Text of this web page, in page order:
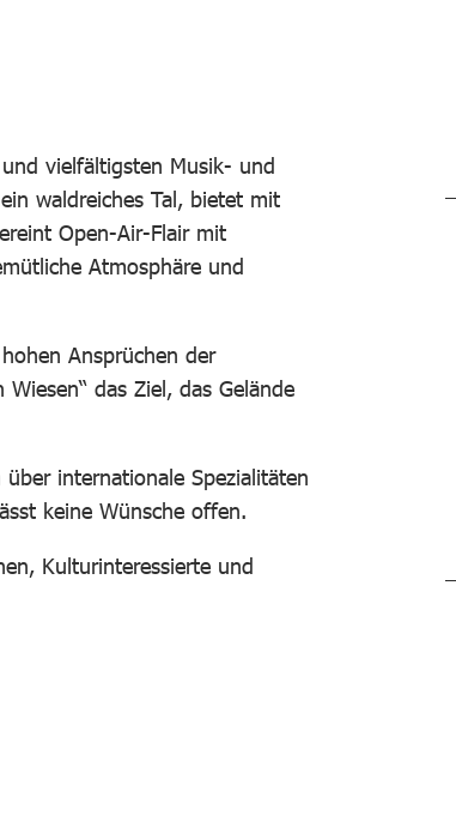
vielfältigsten Musik- und
waldreiches Tal, bietet mit
Open-Air-Flair mit
Atmosphäre und
Ansprüchen der
das Ziel, das Gelände
internationale Spezialitäten
keine Wünsche offen.
Kulturinteressierte und